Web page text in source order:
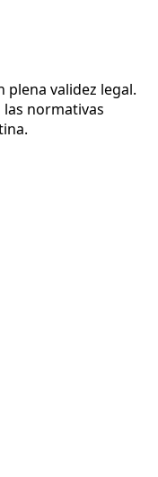
plena validez legal.
las normativas